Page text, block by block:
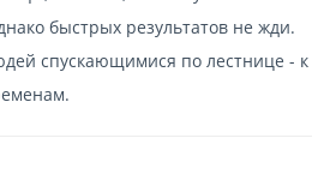
быстрых результатов не жди.
спускающимися по лестнице - к